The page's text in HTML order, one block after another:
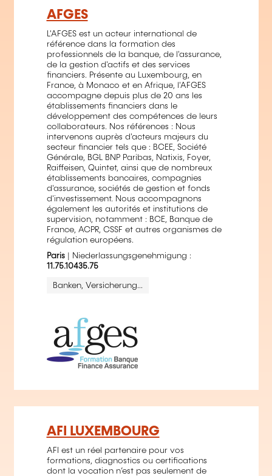
AFGES
L'AFGES est un acteur international de
référence dans la formation des
professionnels de la banque, de l'assurance,
de la gestion d'actifs et des services
financiers. Présente au Luxembourg, en
France, à Monaco et en Afrique, l'AFGES
accompagne depuis plus de 20 ans les
établissements financiers dans le
développement des compétences de leurs
collaborateurs. Nos références : Nous
intervenons auprès d'acteurs majeurs du
secteur financier tels que : BCEE, Société
Générale, BGL BNP Paribas, Natixis, Foyer,
Raiffeisen, Quintet, ainsi que de nombreux
établissements bancaires, compagnies
d'assurance, sociétés de gestion et fonds
d'investissement. Nous accompagnons
également les autorités et institutions de
supervision, notamment : BCE, Banque de
France, ACPR, CSSF et autres organismes de
régulation européens.
Paris| Niederlassungsgenehmigung :
11.75.10435.75
Banken, Versicherung...
AFI LUXEMBOURG
AFI est un réel partenaire pour vos
formations, diagnostics ou certifications
dont la vocation n’est pas seulement de